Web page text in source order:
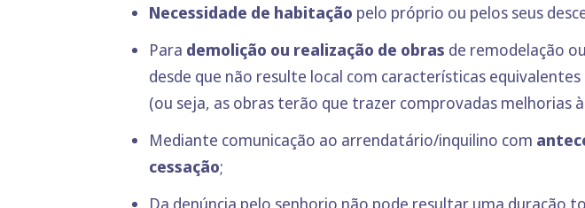
Necessidade de habitação pelo próprio ou pelos seus
Para demolição ou realização de obras de remodelação
desde que não resulte local com características
(ou seja, as obras terão que trazer comprovadas melhorias
Mediante comunicação ao arrendatário/inquilino com
cessação;
Da denúncia pelo senhorio não pode resultar uma duração